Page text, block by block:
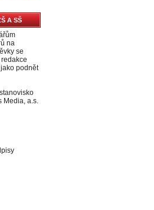
A SŠ
na
se
podnět
Media, a.s.